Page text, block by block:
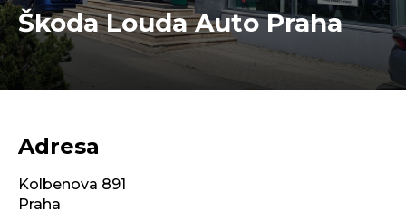
Škoda Louda Auto Praha
Adresa
Kolbenova 891
Praha